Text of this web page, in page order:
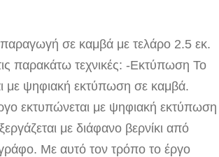
σε καμβά με τελάρο 2.5 εκ.
τις παρακάτω τεχνικές: -Εκτύπωση Το
με ψηφιακή εκτύπωση σε καμβά.
εκτυπώνεται με ψηφιακή εκτύπωση
με διάφανο βερνίκι από
Με αυτό τον τρόπο το έργο